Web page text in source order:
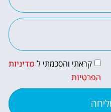
קראתי והסכמתי ל מדיניות
הפרטיות